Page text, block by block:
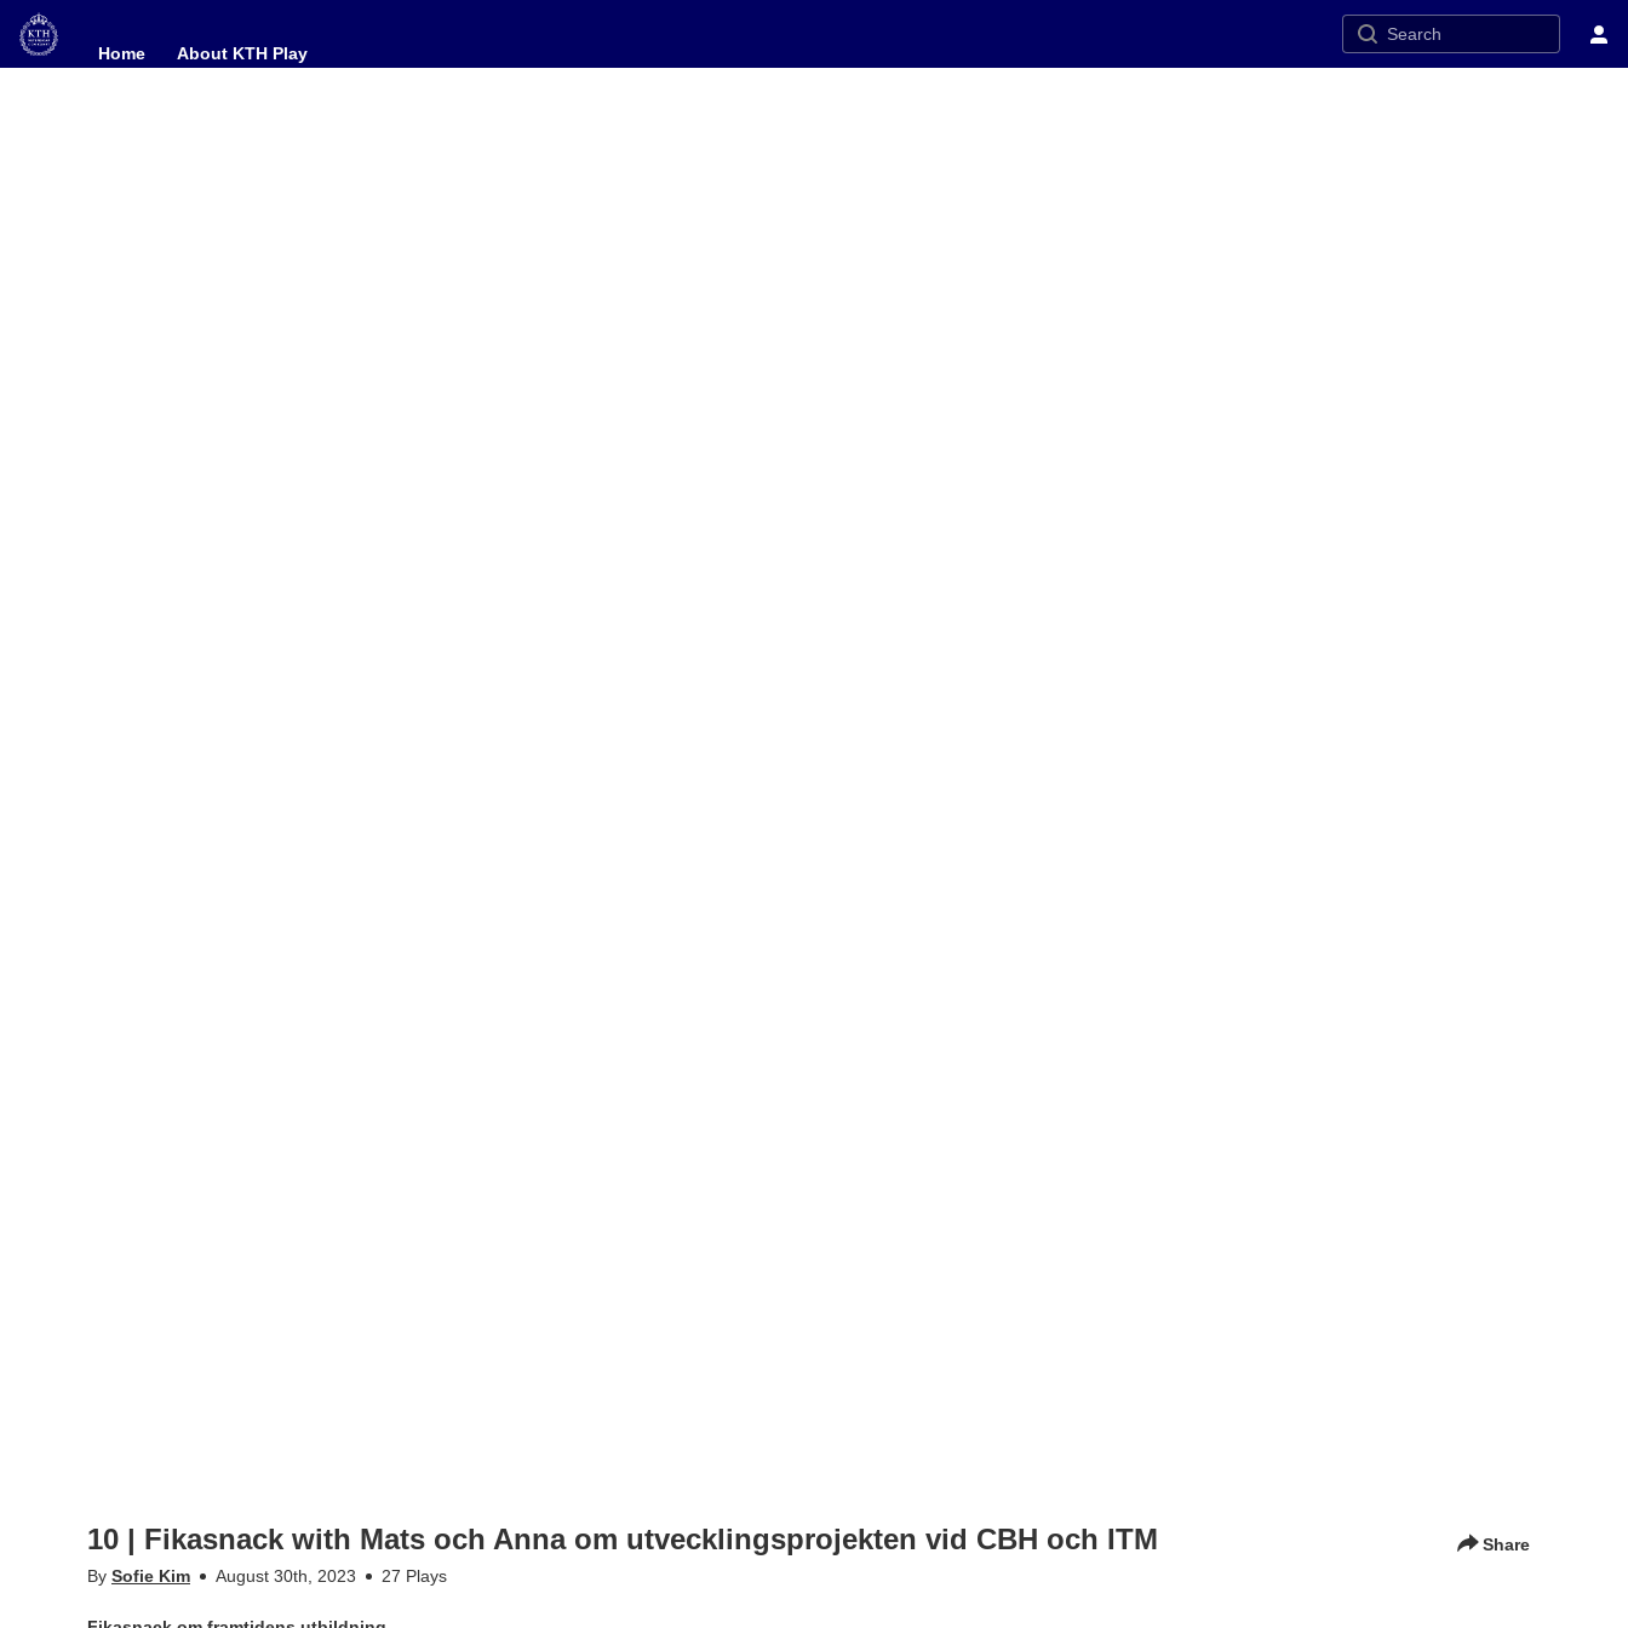
Home
Home About KTH Play
10 | Fikasnack with Mats och Anna om utvecklingsprojekten vid CBH och ITM
By Sofie Kim August 30th, 2023 27 Plays
Share